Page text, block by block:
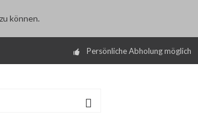
können.
Persönliche Abholung möglich